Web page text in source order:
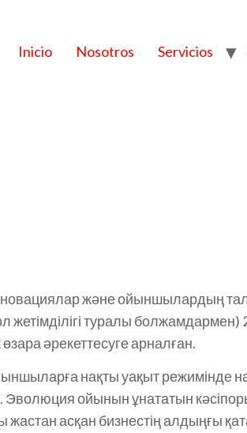
Inicio Nosotros Servicios
және ойыншылардың
жетімділігі туралы болжамдармен)
әрекеттесуге арналған.
нақты уақыт режимінде
Эволюция ойынын ұнататын
жастан асқан бизнестің алдыңғы